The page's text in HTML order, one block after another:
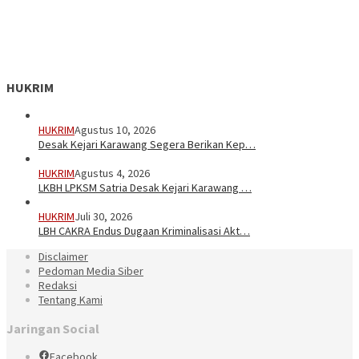
HUKRIM
HUKRIMAgustus 10, 2026
Desak Kejari Karawang Segera Berikan Kep…
HUKRIMAgustus 4, 2026
LKBH LPKSM Satria Desak Kejari Karawang …
HUKRIMJuli 30, 2026
LBH CAKRA Endus Dugaan Kriminalisasi Akt…
Disclaimer
Pedoman Media Siber
Redaksi
Tentang Kami
Jaringan Social